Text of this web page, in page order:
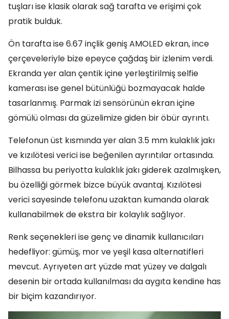
tuşları ise klasik olarak sağ tarafta ve erişimi çok
pratik bulduk.
Ön tarafta ise 6.67 inçlik geniş AMOLED ekran, ince
çerçeveleriyle bize epeyce çağdaş bir izlenim verdi.
Ekranda yer alan çentik içine yerleştirilmiş selfie
kamerası ise genel bütünlüğü bozmayacak halde
tasarlanmış. Parmak izi sensörünün ekran içine
gömülü olması da güzelimize giden bir öbür ayrıntı.
Telefonun üst kısmında yer alan 3.5 mm kulaklık jakı
ve kızılötesi verici ise beğenilen ayrıntılar ortasında.
Bilhassa bu periyotta kulaklık jakı giderek azalmışken,
bu özelliği görmek bizce büyük avantaj. Kızılötesi
verici sayesinde telefonu uzaktan kumanda olarak
kullanabilmek de ekstra bir kolaylık sağlıyor.
Renk seçenekleri ise genç ve dinamik kullanıcıları
hedefliyor: gümüş, mor ve yeşil kasa alternatifleri
mevcut. Ayrıyeten art yüzde mat yüzey ve dalgalı
desenin bir ortada kullanılması da aygıta kendine has
bir biçim kazandırıyor.